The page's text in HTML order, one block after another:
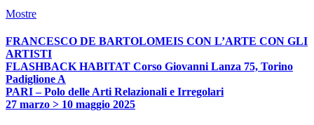
Mostre
FRANCESCO DE BARTOLOMEIS CON L’ARTE CON GLI
ARTISTI
FLASHBACK HABITAT Corso Giovanni Lanza 75, Torino
Padiglione A
PARI – Polo delle Arti Relazionali e Irregolari
27 marzo > 10 maggio 2025